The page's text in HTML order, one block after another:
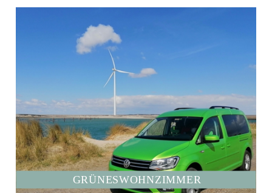
GRÜNESWOHNZIMMER